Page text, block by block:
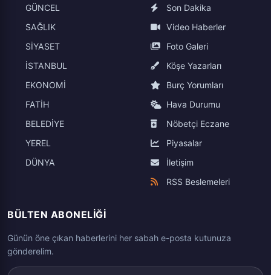
GÜNCEL
SAĞLIK
SİYASET
İSTANBUL
EKONOMİ
FATİH
BELEDİYE
YEREL
DÜNYA
Son Dakika
Video Haberler
Foto Galeri
Köşe Yazarları
Burç Yorumları
Hava Durumu
Nöbetçi Eczane
Piyasalar
İletişim
RSS Beslemeleri
BÜLTEN ABONELIĞI
Günün öne çıkan haberlerini her sabah e-posta kutunuza
gönderelim.